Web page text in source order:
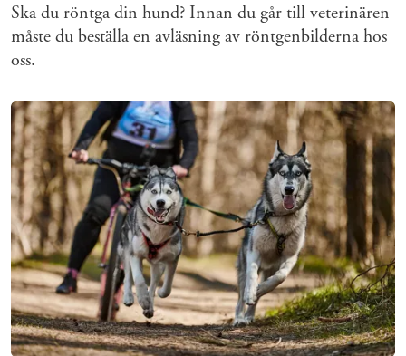
Ska du röntga din hund? Innan du går till veterinären
måste du beställa en avläsning av röntgenbilderna hos
oss.